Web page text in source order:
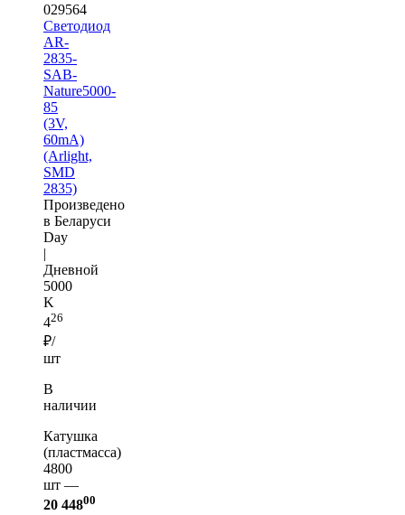
029564
Светодиод
AR-
2835-
SAB-
Nature5000-
85
(3V,
60mA)
(Arlight,
SMD
2835)
Произведено
в Беларуси
Day
|
Дневной
5000
K
426
₽/
шт
В
наличии
Катушка
(пластмасса)
4800
шт —
20 44800